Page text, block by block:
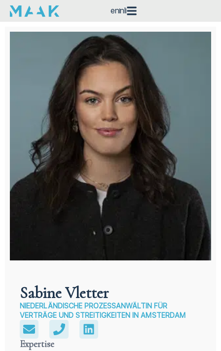
ennl
Sabine Vletter
NIEDERLÄNDISCHE PROZESSANWÄLTIN FÜR
VERTRÄGE UND STREITIGKEITEN IN AMSTERDAM
Expertise